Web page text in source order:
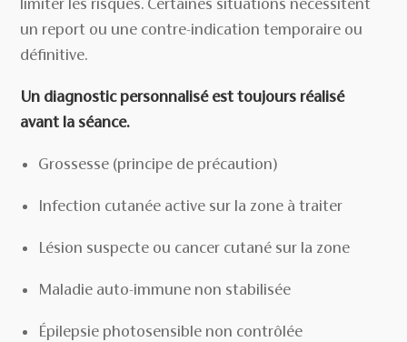
limiter les risques. Certaines situations nécessitent
un report ou une contre-indication temporaire ou
définitive.
Un diagnostic personnalisé est toujours réalisé
avant la séance.
Grossesse (principe de précaution)
Infection cutanée active sur la zone à traiter
Lésion suspecte ou cancer cutané sur la zone
Maladie auto-immune non stabilisée
Épilepsie photosensible non contrôlée